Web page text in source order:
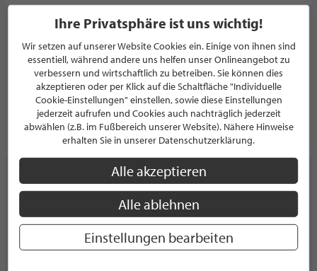
Das Betten Haus oHG
BETTENSTUDIO
Bünder Straße 9 / Ecke Herforder Straße
44625 Herne
Deutschland
PROFIL
NEWSLETTER
Bleiben Sie immer UP TO DATE! Melden Sie sich jetzt für
Ihre Privatsphäre ist uns wichtig!
Wir setzen auf unserer Website Cookies ein. Einige von ihnen sind
essentiell, während andere uns helfen unser Onlineangebot zu
verbessern und wirtschaftlich zu betreiben. Sie können dies
akzeptieren oder per Klick auf die Schaltfläche "Individuelle
Cookie-Einstellungen" einstellen, sowie diese Einstellungen
jederzeit aufrufen und Cookies auch nachträglich jederzeit
abwählen (z.B. im Fußbereich unserer Website). Nähere Hinweise
erhalten Sie in unserer Datenschutzerklärung.
Alle akzeptieren
Alle ablehnen
Einstellungen bearbeiten